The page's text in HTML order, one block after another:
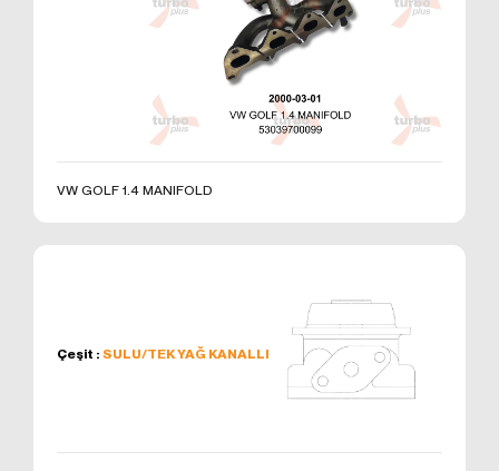
VW GOLF 1.4 MANIFOLD
Çeşit : SULU/TEK YAĞ KANALLI
kullanmanız sırasında size kişiselleştirilmiş bir
deneyim sunmak, sunulan hizmetleri geliştirmek ve
deneyiminizi iyileştirmek için kullanılır ve bir internet
sitesinde gezinirken kullanım kolaylığına katkıda
bulunabilir. Çerez kullanılmasını tercih etmezseniz
tarayıcınızın ayarlarından Çerezleri silebilir ya da
İnternet sitelerinde yer alan çerezlerde, türüne bağlı
olarak, siteyi ziyaret ettiğiniz cihazdaki tarama ve
kullanım tercihlerinize ilişkin veriler toplanmaktadır.
Bu veriler, eriştiğiniz sayfalar, incelediğiniz hizmet ve
'ni okudum ve kabul ediyorum.